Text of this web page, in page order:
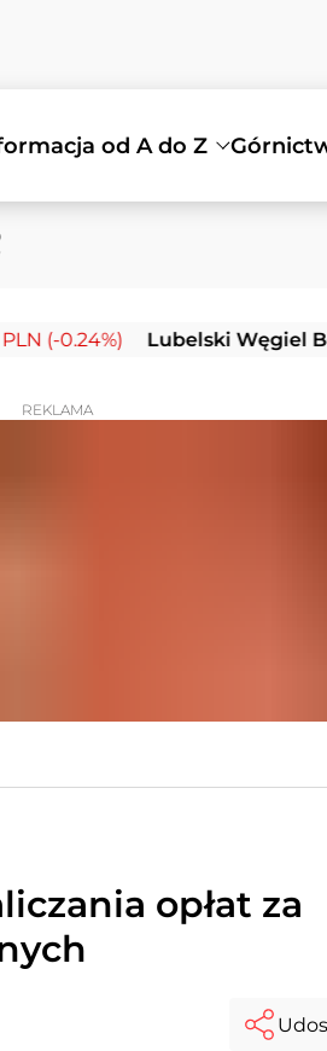
od A do Z
Lubelski Węgiel
REKLAMA
opłat za